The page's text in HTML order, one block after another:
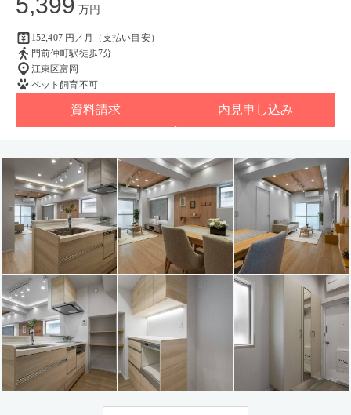
万円
152,407 円／月（支払い目安）
門前仲町駅徒歩7分
江東区富岡
ペット飼育不可
資料請求 内見申し込み